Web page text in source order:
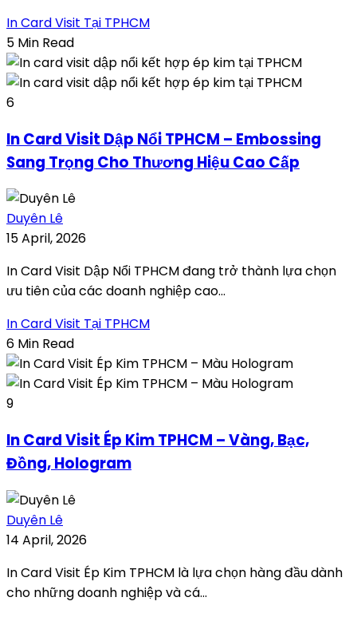
In Card Visit Tại TPHCM
5 Min Read
6
In Card Visit Dập Nổi TPHCM – Embossing
Sang Trọng Cho Thương Hiệu Cao Cấp
Duyên Lê
15 April, 2026
In Card Visit Dập Nổi TPHCM đang trở thành lựa chọn
ưu tiên của các doanh nghiệp cao...
In Card Visit Tại TPHCM
6 Min Read
9
In Card Visit Ép Kim TPHCM – Vàng, Bạc,
Đồng, Hologram
Duyên Lê
14 April, 2026
In Card Visit Ép Kim TPHCM là lựa chọn hàng đầu dành
cho những doanh nghiệp và cá...